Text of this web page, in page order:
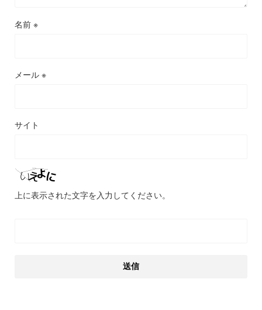
名前 ※
メール ※
サイト
上に表示された文字を入力してください。